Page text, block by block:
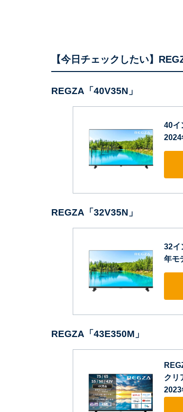
【今日チェックしたい】
REGZA「40V35N」
40イ
2024
REGZA「32V35N」
32イ
年モ
REGZA「43E350M」
クリ
2023